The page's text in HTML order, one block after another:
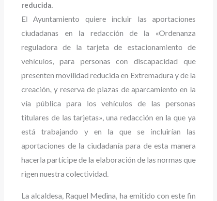
reducida.
El Ayuntamiento quiere incluir las aportaciones
ciudadanas en la redacción de la «Ordenanza
reguladora de la tarjeta de estacionamiento de
vehículos, para personas con discapacidad que
presenten movilidad reducida en Extremadura y de la
creación, y reserva de plazas de aparcamiento en la
vía pública para los vehículos de las personas
titulares de las tarjetas», una redacción en la que ya
está trabajando y en la que se incluirían las
aportaciones de la ciudadanía para de esta manera
hacerla partícipe de la elaboración de las normas que
rigen nuestra colectividad.
La alcaldesa, Raquel Medina, ha emitido con este fin